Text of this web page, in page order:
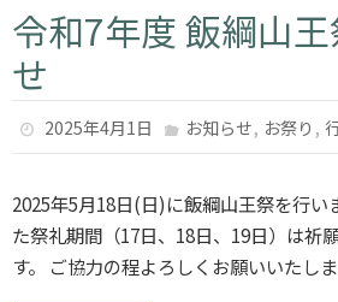
令和7年度 飯綱山
せ
2025年4月1日 お知らせ, お祭り ,
2025年5月18日(日)に飯綱山王祭を行い
た祭礼期間（17日、18日、19日）は祈
す。 ご協力の程よろしくお願いいたしま